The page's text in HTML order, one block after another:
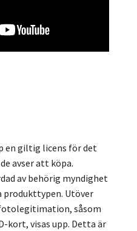
en giltig licens för det
avser att köpa.
av behörig myndighet
produkttypen. Utöver
såsom
kort, visas upp. Detta är